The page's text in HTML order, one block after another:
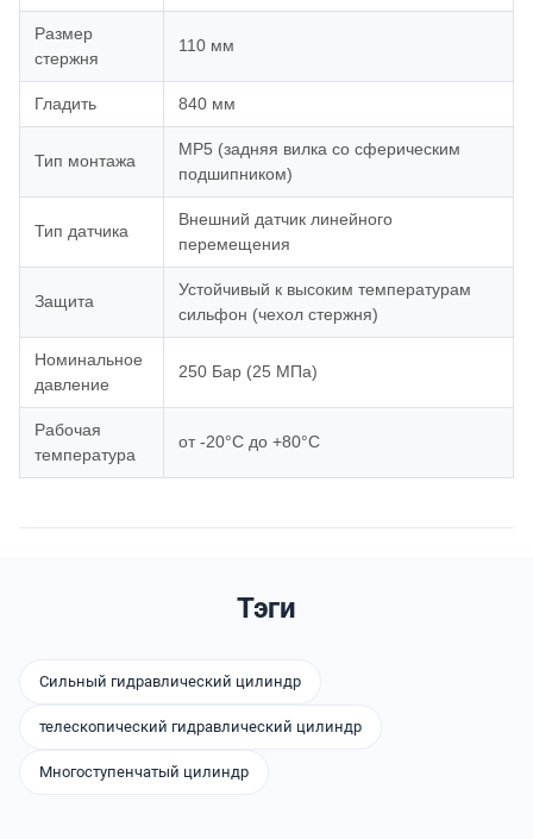
Размер
стержня
110 мм
Гладить 840 мм
Тип монтажа
MP5 (задняя вилка со сферическим
подшипником)
Тип датчика
Внешний датчик линейного
перемещения
Защита
Устойчивый к высоким температурам
сильфон (чехол стержня)
Номинальное
давление
250 Бар (25 МПа)
Рабочая
температура
от -20°С до +80°С
Тэги
Сильный гидравлический цилиндр
телескопический гидравлический цилиндр
Многоступенчатый цилиндр